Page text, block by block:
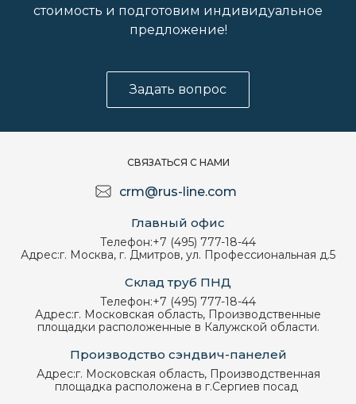
стоимость и подготовим индивидуальное
предложение!
Задать вопрос
СВЯЗАТЬСЯ С НАМИ
crm@rus-line.com
Главный офис
Телефон:+7 (495) 777-18-44
Адрес:г. Москва, г. Дмитров, ул. Профессиональная д.5
Склад труб ПНД
Телефон:+7 (495) 777-18-44
Адрес:г. Московская область, Производственные
площадки расположенные в Калужской области.
Производство сэндвич-панелей
Адрес:г. Московская область, Производственная
площадка расположена в г.Сергиев посад